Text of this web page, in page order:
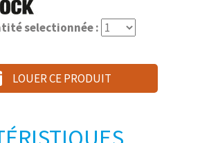
selectionnée :
LOUER CE PRODUIT